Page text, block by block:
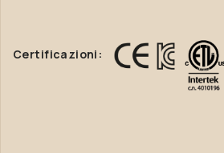
Certificazioni: